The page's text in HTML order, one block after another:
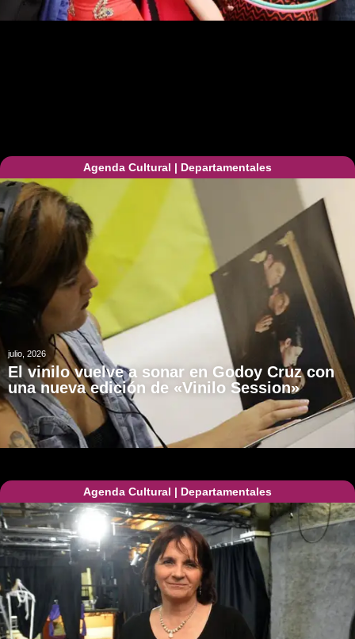
Agenda Cultural | Departamentales
julio, 2026
El vinilo vuelve a sonar en Godoy Cruz con
una nueva edición de «Vinilo Session»
Agenda Cultural | Departamentales